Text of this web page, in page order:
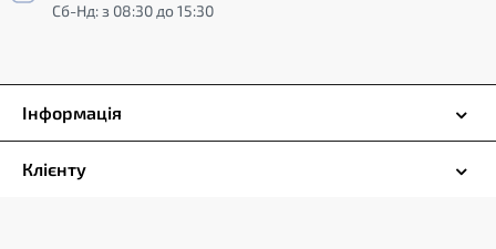
Сб-Нд: з 08:30 до 15:30
Інформація
Клієнту